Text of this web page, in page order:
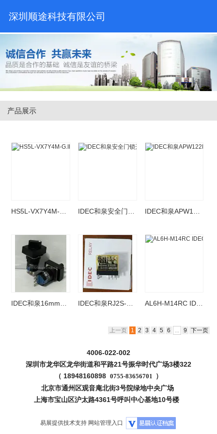
深圳顺途科技有限公司
产品展示
上一页 1 2 3 4 5 6 ... 9 下一页
4006-022-002
深圳市龙华区龙华街道和平路21号振华时代广场3楼322
（ 18948160898 0755-83656701 ）
北京市通州区观音庵北街3号院绿地中央广场
上海市宝山区沪太路4361号呼叫中心基地10号楼
易展提供技术支持 网站管理入口